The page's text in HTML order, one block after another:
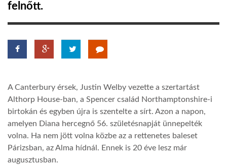
DOBRAVERO.HU
GLOBOBOOK
felnőtt.
A Canterbury érsek, Justin Welby vezette a szertartást
Althorp House-ban, a Spencer család Northamptonshire-i
birtokán és egyben újra is szentelte a sírt. Azon a napon,
amelyen Diana hercegnő 56. születésnapját ünnepelték
volna. Ha nem jött volna közbe az a rettenetes baleset
Párizsban, az Alma hídnál. Ennek is 20 éve lesz már
augusztusban.